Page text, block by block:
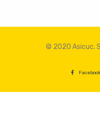
© 2020 Asicuc.
Facebook